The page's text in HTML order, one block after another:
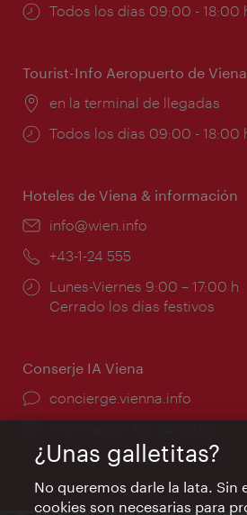
Horarios
Todos los días 09:00 - 18:00
Tourist-Info Aeropuerto de Viena
Lugar:
en la terminal de llegadas
Horarios
Todos los días 09:00 - 18:00
Hoteles de Viena & información
e-
info@wien.info
Teléfono:
+43-1-24 555
Horarios
de
Lunes-Viernes 9:00 – 17:00 h
Cerrado los días festivos
Conserje IA Viena
concierge.vienna.info
¿Unas galletitas?
No queremos darle la lata. Sin
cookies son necesarias para